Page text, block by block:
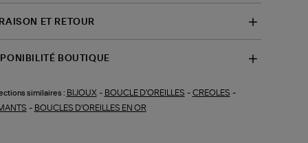
ET RETOUR
BOUTIQUE
similaires : BIJOUX- BOUCLE D'OREILLES - CREOLES -
- BOUCLES D'OREILLES EN OR